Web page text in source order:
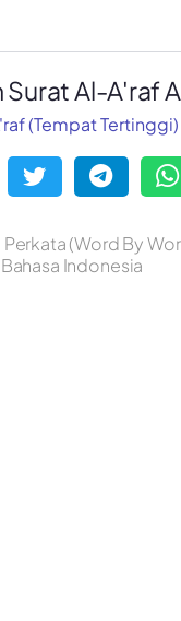
Al-A'raf
(Tempat Tertinggi)
(Word By
Bahasa Indonesia